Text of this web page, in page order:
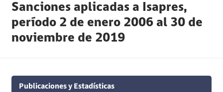
Sanciones aplicadas a Isapres,
período 2 de enero 2006 al 30 de
noviembre de 2019
Publicaciones y Estadísticas